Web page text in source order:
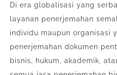
Di era globalisasi yang
layanan penerjemahan
individu maupun organisasi
penerjemahan dokumen
bisnis, hukum, akademik,